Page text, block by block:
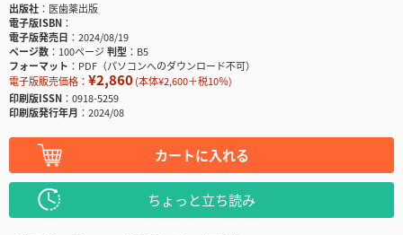
出版社
医歯薬出版
電子版ISBN
電子版発売日
2024/08/19
ページ数
100ページ判型
B5
フォーマット
PDF（パソコンへのダウンロード不可）
電子版販売価格： ¥2,860(本体¥2,600＋税10％)
印刷版ISSN
0918-5259
印刷版発行年月
2024/08
カートに入れる
ちょっと立ち読み